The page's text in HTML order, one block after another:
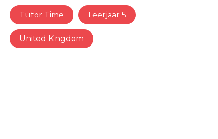
Tutor Time Leerjaar 5
United Kingdom